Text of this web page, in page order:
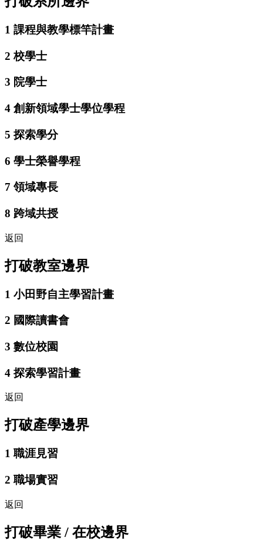
1 課程與教學標竿計畫
2校學士
3 院學士
4 創新領域學士學位學程
5 探索學分
6 學士榮譽學程
7 領域專長
8 跨域共授
返回
打破教室邊界
1 小田野自主學習計畫
2 國際讀書會
3 數位校園
4 探索學習計畫
返回
打破產學邊界
1 職涯見習
2 職場實習
返回
打破畢業 / 在校邊界